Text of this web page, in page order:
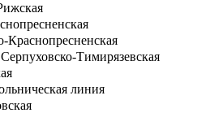
Краснопресненская
Серпуховско-Тимирязевская
линия